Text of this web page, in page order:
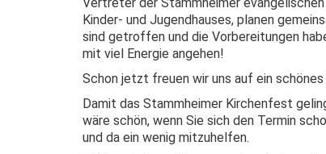
Kinder- und Jugendhauses, planen
sind getroffen und die Vorbereitungen
mit viel Energie angehen!
Schon jetzt freuen wir uns auf ein
Damit das Stammheimer Kirchenfest
wäre schön, wenn Sie sich den Termin
und da ein wenig mitzuhelfen.